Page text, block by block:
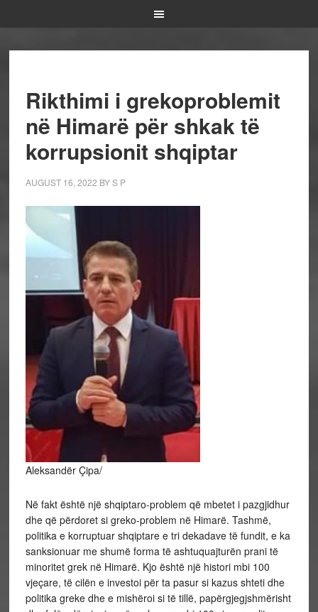
Rikthimi i grekoproblemit
në Himarë për shkak të
korrupsionit shqiptar
AUGUST 16, 2022 BYS P
Aleksandër Çipa/
Në fakt është një shqiptaro-problem që mbetet i pazgjidhur
dhe që përdoret si greko-problem në Himarë. Tashmë,
politika e korruptuar shqiptare e tri dekadave të fundit, e ka
sanksionuar me shumë forma të ashtuquajturën prani të
minoritet grek në Himarë. Kjo është një histori mbi 100
vjeçare, të cilën e investoi për ta pasur si kazus shteti dhe
politika greke dhe e mishëroi si të tillë, papërgjegjshmërisht